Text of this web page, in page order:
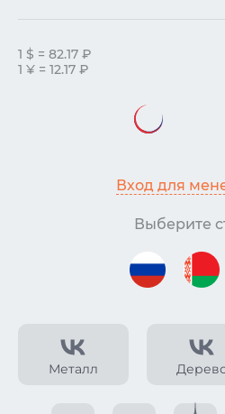
Металл
1 $ = 82.17 ₽
1 ¥ = 12.17 ₽
Вход для
Выберите